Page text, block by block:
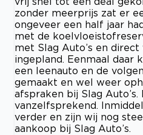
zonder meerprijs zat er
ongeveer een half jaar
met de
met Slag Auto’s en
ingepland. Eenmaal daar
een leenauto en de
gemaakt en wel weer
afspraken bij Slag
vanzelfsprekend.
verder en zijn wij nog
aankoop bij Slag Auto’s.